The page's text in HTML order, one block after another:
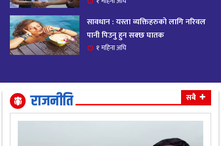
१९ आजको राशिफल २०८२ भदाै ४ गते, बुधवार
११ महिना अघि
धैर्यले सफलता मिल्नेछ
११ महिना अघि
सावधान : यस्ता व्यक्तिहरुको लागि नरिवल
पानी पिउनु हुन सक्छ घातक
१ महिना अघि
राजनीति सबै